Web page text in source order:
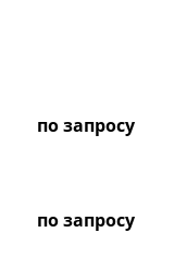
по запросу
по запросу